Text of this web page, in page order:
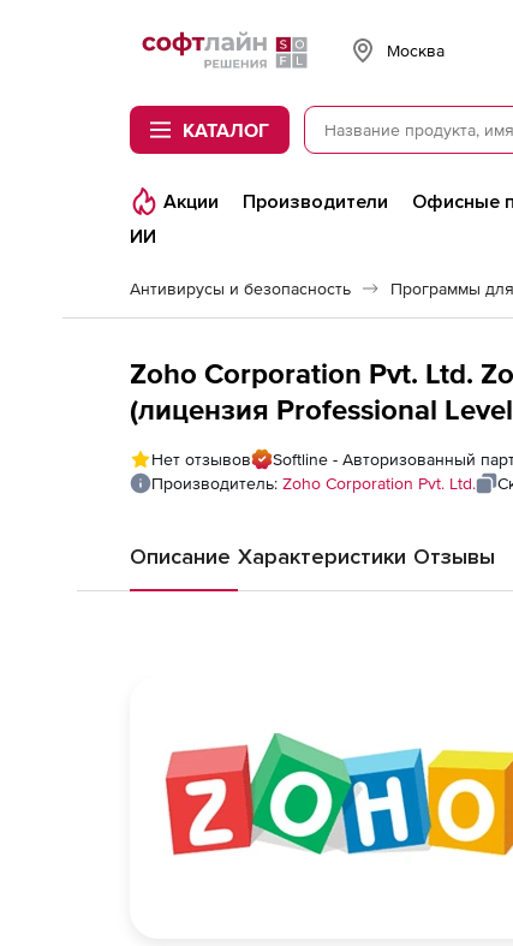
Softline
Москва
КАТАЛОГ
Акции Производители Офисные
ИИ
Антивирусы и безопасность Программы
Zoho Corporation Pvt. Ltd.
(лицензия Professional
Нет отзывов
Softline - Авторизованный
Производитель: Zoho Corporation Pvt. Ltd.
Описание Характеристики Отзывы